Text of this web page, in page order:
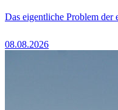
Das eigentliche Problem
08.08.2026